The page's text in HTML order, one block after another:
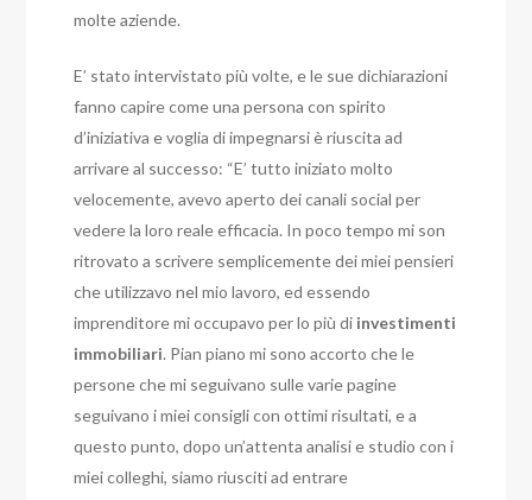
molte aziende.
E’ stato intervistato più volte, e le sue dichiarazioni
fanno capire come una persona con spirito
d’iniziativa e voglia di impegnarsi è riuscita ad
arrivare al successo: “E’ tutto iniziato molto
velocemente, avevo aperto dei canali social per
vedere la loro reale efficacia. In poco tempo mi son
ritrovato a scrivere semplicemente dei miei pensieri
che utilizzavo nel mio lavoro, ed essendo
imprenditore mi occupavo per lo più di investimenti
immobiliari. Pian piano mi sono accorto che le
persone che mi seguivano sulle varie pagine
seguivano i miei consigli con ottimi risultati, e a
questo punto, dopo un’attenta analisi e studio con i
miei colleghi, siamo riusciti ad entrare